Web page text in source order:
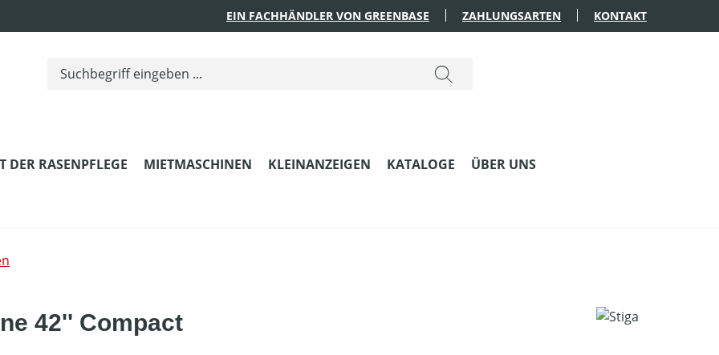
EIN FACHHÄNDLER VON GREENBASE ZAHLUNGSARTEN KONTAKT
DER RASENPFLEGE MIETMASCHINEN KLEINANZEIGEN KATALOGE ÜBER UNS
42'' Compact